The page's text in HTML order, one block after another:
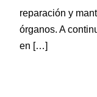
reparación y
órganos. A
en […]